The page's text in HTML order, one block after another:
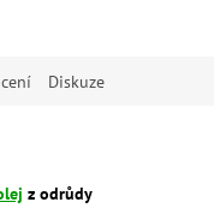
Diskuze
z odrůdy